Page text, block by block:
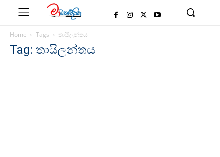
Home Tags තායිලන්තය
Tag: තායිලන්තය